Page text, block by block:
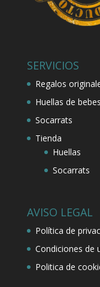
SERVICIOS
Regalos
Huellas de bebes
Socarrats
Tienda
Huellas
Socarrats
AVISO LEGAL
Política de
Condiciones de
Politica de